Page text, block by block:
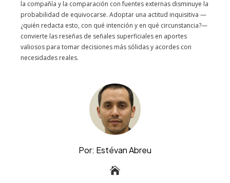
la compañía y la comparación con fuentes externas disminuye la
probabilidad de equivocarse. Adoptar una actitud inquisitiva —
¿quién redacta esto, con qué intención y en qué circunstancia?—
convierte las reseñas de señales superficiales en aportes
valiosos para tomar decisiones más sólidas y acordes con
necesidades reales.
Por: Estévan Abreu